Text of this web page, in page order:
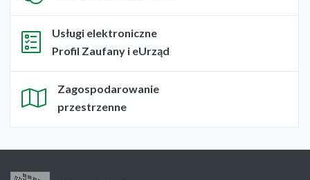
Usługi elektroniczne
Profil Zaufany i eUrząd
Zagospodarowanie
przestrzenne